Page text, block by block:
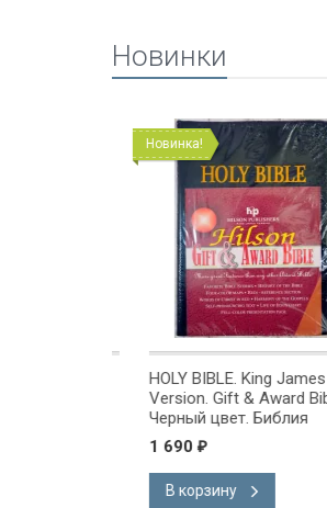
Новинки
Новинка!
HOLY BIBLE. King James
Version. Gift & Award Bible.
Черный цвет. Библия
Короля Иакова на
английском языке.
Словарь, карты, закладка,
подарочная вкладка, слова
1 690₽
В корзину